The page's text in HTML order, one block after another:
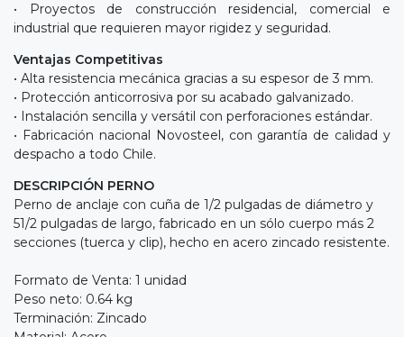
• Proyectos de construcción residencial, comercial e
industrial que requieren mayor rigidez y seguridad.
Ventajas Competitivas
• Alta resistencia mecánica gracias a su espesor de 3 mm.
• Protección anticorrosiva por su acabado galvanizado.
• Instalación sencilla y versátil con perforaciones estándar.
• Fabricación nacional Novosteel, con garantía de calidad y
despacho a todo Chile.
DESCRIPCIÓN PERNO
Perno de anclaje con cuña de 1/2 pulgadas de diámetro y
51/2 pulgadas de largo, fabricado en un sólo cuerpo más 2
secciones (tuerca y clip), hecho en acero zincado resistente.
Formato de Venta: 1 unidad
Peso neto: 0.64 kg
Terminación: Zincado